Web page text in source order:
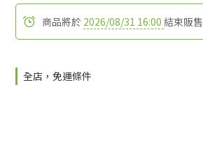
商品將於 2026/08/31 16:00 結束販售
全店，免運條件